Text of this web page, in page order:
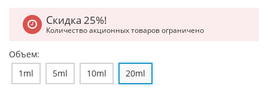
Скидка 25%!
Количество акционных товаров ограничено
Объем:
1ml
5ml 10ml 20ml